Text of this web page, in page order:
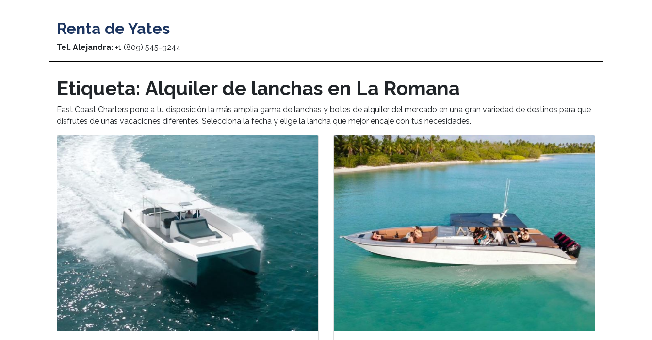
Renta de Yates
Tel. Alejandra: +1 (809) 545-9244
Etiqueta: Alquiler de lanchas en La Romana
East Coast Charters pone a tu disposición la más amplia gama de lanchas y botes de alquiler del mercado en una gran variedad de destinos para que
disfrutes de unas vacaciones diferentes. Selecciona la fecha y elige la lancha que mejor encaje con tus necesidades.